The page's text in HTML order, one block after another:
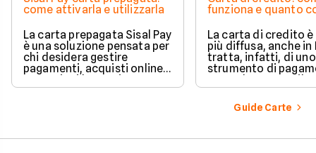
come attivarla e utilizzarla
La carta prepagata Sisal Pay
è una soluzione pensata per
chi desidera gestire
pagamenti, acquisti online e
operazioni bancarie
quotidiane senza aprire un
funziona e quanto
La carta di credito è
più diffusa, anche in
tratta, infatti, di uno
strumento di
comodo e versatile.
Vediamo quindi di
tratta quando si
carte di credito.
Guide Carte